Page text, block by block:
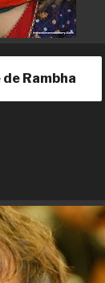
Rambha